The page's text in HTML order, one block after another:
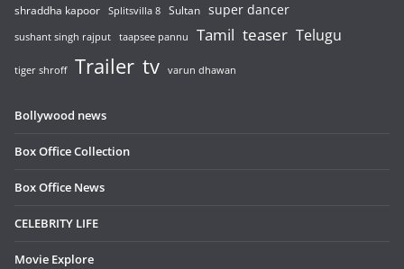
shraddha kapoor Splitsvilla 8 Sultan super dancer
sushant singh rajput taapsee pannu Tamil teaser Telugu
tiger shroff Trailer tv varun dhawan
Bollywood news
Box Office Collection
Box Office News
CELEBRITY LIFE
Movie Explore